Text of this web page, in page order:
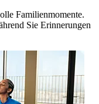
Familienmomente.
Sie Erinnerungen